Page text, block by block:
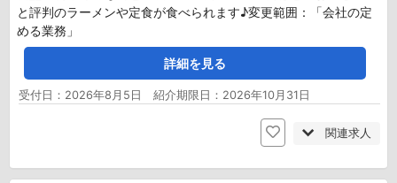
と評判のラーメンや定食が食べられます♪変更範囲：「会社の定
める業務」
詳細を見る
受付日：2026年8月5日 紹介期限日：2026年10月31日
関連求人